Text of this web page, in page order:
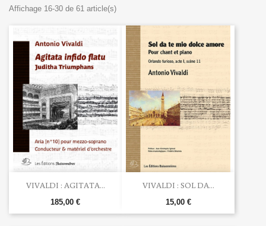
Affichage 16-30 de 61 article(s)
VIVALDI : AGITATA...
185,00 €
VIVALDI : SOL DA...
15,00 €